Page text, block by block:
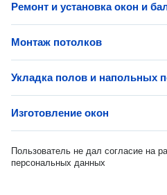
Ремонт и установка окон и
Монтаж потолков
Укладка полов и напольных
Изготовление окон
Пользователь не дал согласие на
персональных данных